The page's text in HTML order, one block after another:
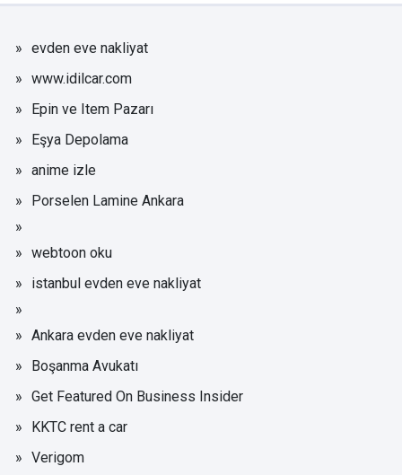
evden eve nakliyat
www.idilcar.com
Epin ve Item Pazarı
Eşya Depolama
anime izle
Porselen Lamine Ankara
webtoon oku
istanbul evden eve nakliyat
Ankara evden eve nakliyat
Boşanma Avukatı
Get Featured On Business Insider
KKTC rent a car
Verigom